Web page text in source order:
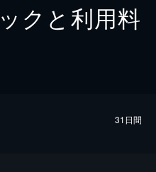
クと利用料
31日間